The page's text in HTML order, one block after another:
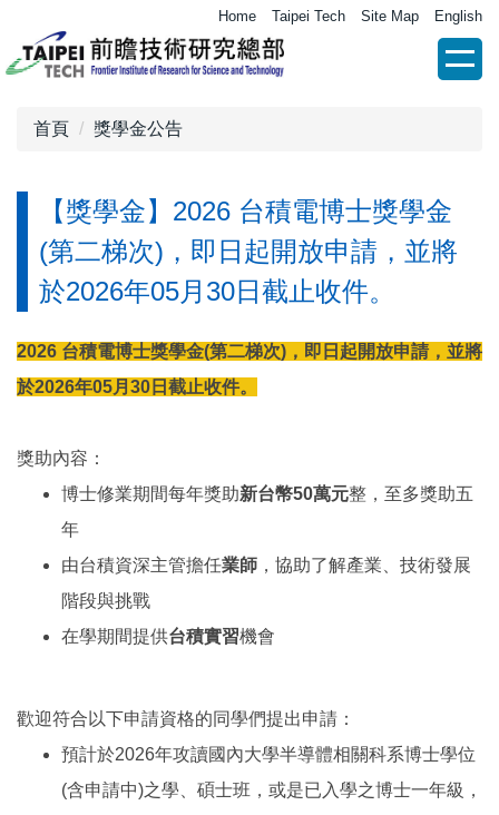
到
主
Home Taipei Tech Site Map English
首頁 獎學金公告
【獎學金】2026 台積電博士獎學金
(第二梯次)，即日起開放申請，並將
於2026年05月30日截止收件。
2026 台積電博士獎學金(第二梯次)，即日起開放申請，並將
於2026年05月30日截止收件。
獎助內容：
博士修業期間每年獎助新台幣50萬元整，至多獎助五
年
由台積資深主管擔任業師 ，協助了解產業、技術發展
階段與挑戰
在學期間提供台積實習機會
歡迎符合以下申請資格的同學們提出申請：
預計於2026年攻讀國內大學半導體相關科系博士學位
(含申請中)之學、碩士班，或是已入學之博士一年級，